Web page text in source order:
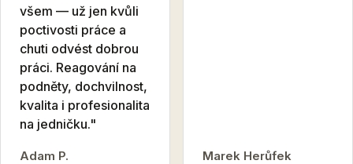
všem — už jen kvůli
poctivosti práce a
chuti odvést dobrou
práci. Reagování na
podněty, dochvilnost,
kvalita i profesionalita
na jedničku."
Adam P. Marek Herůfek